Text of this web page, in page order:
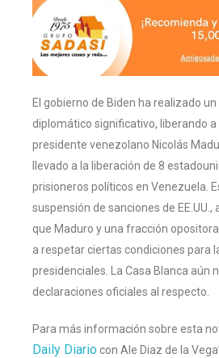
El gobierno de Biden ha realizado
diplomático significativo, liberando
presidente venezolano Nicolás
llevado a la liberación de 8
prisioneros políticos en Venezuela.
suspensión de sanciones de
que Maduro y una fracción
a respetar ciertas condiciones para
presidenciales. La Casa Blanca aún
declaraciones oficiales al respecto.
Para más información sobre esta
Daily Diario con Ale Diaz de la